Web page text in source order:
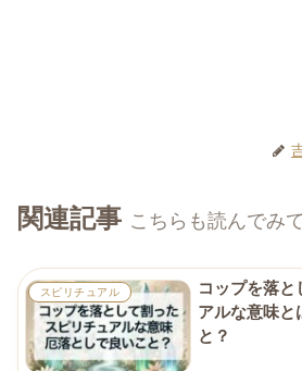
関連記事 こちらも読んでみ
スピリチュアル
コップを落と
アルな意味と
と？